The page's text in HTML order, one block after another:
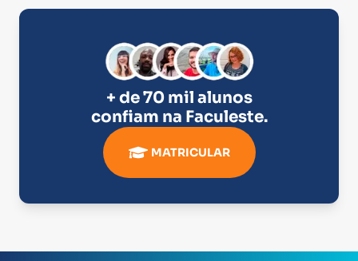
+ de 70 mil alunos
confiam na Faculeste.
MATRICULAR